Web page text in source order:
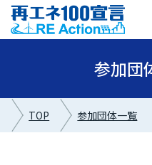
参加団
TOP 参加団体一覧